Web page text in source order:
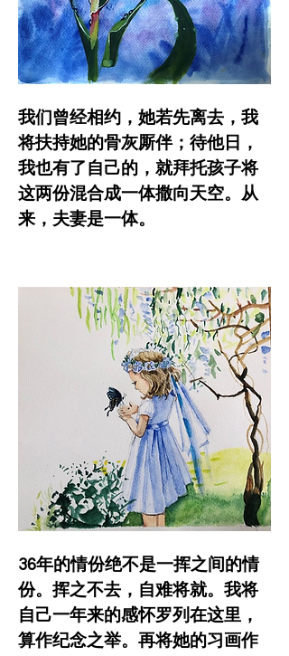
我们曾经相约，她若先离去，我
将扶持她的骨灰厮伴；待他日，
我也有了自己的，就拜托孩子将
这两份混合成一体撒向天空。从
来，夫妻是一体。
36年的情份绝不是一挥之间的情
份。挥之不去，自难将就。我将
自己一年来的感怀罗列在这里，
算作纪念之举。再将她的习画作